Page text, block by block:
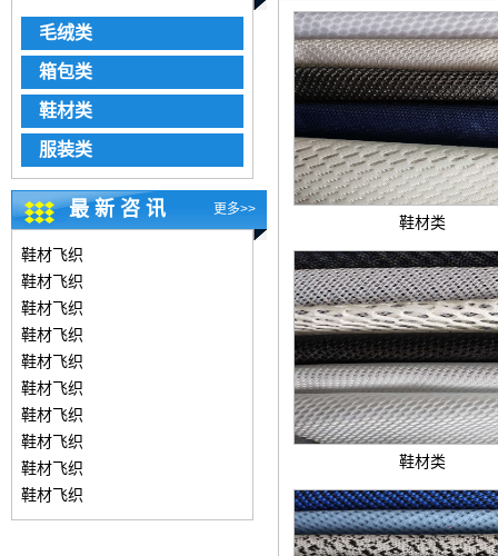
毛绒类
箱包类
鞋材类
服装类
最新咨讯 更多>>
鞋材飞织
鞋材飞织
鞋材飞织
鞋材飞织
鞋材飞织
鞋材飞织
鞋材飞织
鞋材飞织
鞋材飞织
鞋材飞织
鞋材类
鞋材类